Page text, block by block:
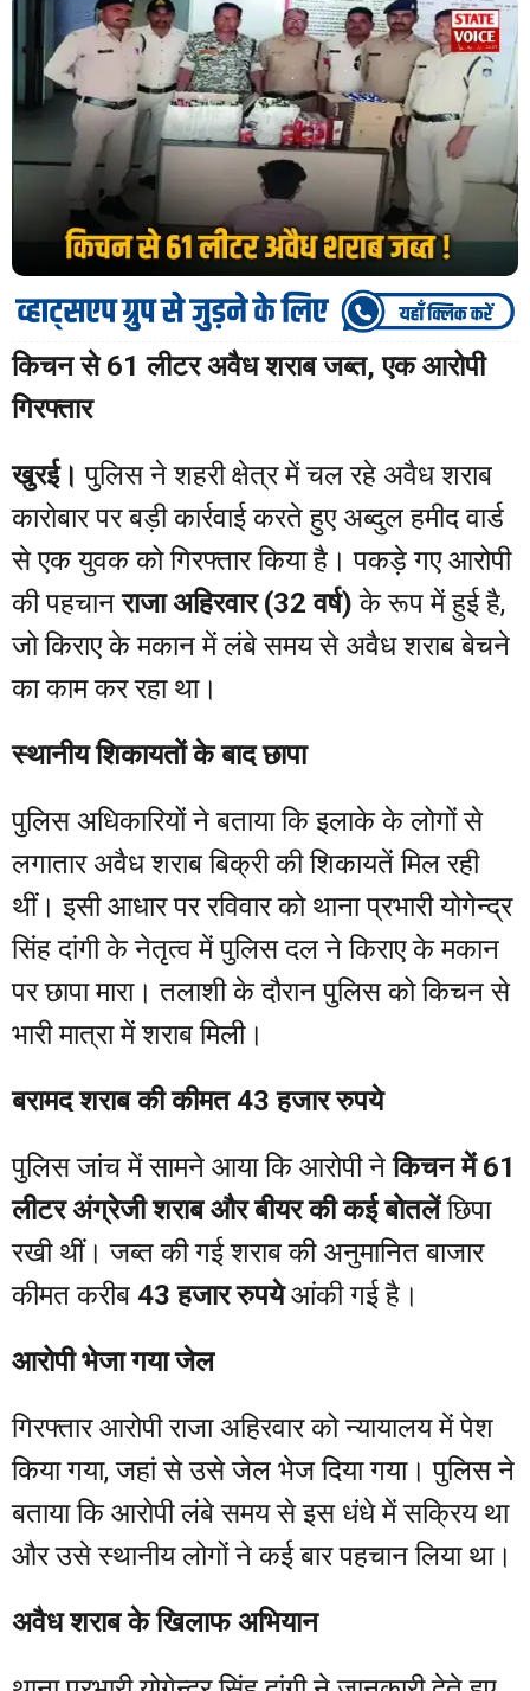
किचन से 61 लीटर अवैध शराब जब्त, एक आरोपी
गिरफ्तार
खुरई। पुलिस ने शहरी क्षेत्र में चल रहे अवैध शराब
कारोबार पर बड़ी कार्रवाई करते हुए अब्दुल हमीद वार्ड
से एक युवक को गिरफ्तार किया है। पकड़े गए आरोपी
की पहचानराजा अहिरवार (32 वर्ष) के रूप में हुई है,
जो किराए के मकान में लंबे समय से अवैध शराब बेचने
का काम कर रहा था।
स्थानीय शिकायतों के बाद छापा
पुलिस अधिकारियों ने बताया कि इलाके के लोगों से
लगातार अवैध शराब बिक्री की शिकायतें मिल रही
थीं। इसी आधार पर रविवार को थाना प्रभारी योगेन्द्र
सिंह दांगी के नेतृत्व में पुलिस दल ने किराए के मकान
पर छापा मारा। तलाशी के दौरान पुलिस को किचन से
भारी मात्रा में शराब मिली।
बरामद शराब की कीमत 43 हजार रुपये
पुलिस जांच में सामने आया कि आरोपी नेकिचन में 61
लीटर अंग्रेजी शराब और बीयर की कई बोतलेंछिपा
रखी थीं। जब्त की गई शराब की अनुमानित बाजार
कीमत करीब 43 हजार रुपयेआंकी गई है।
आरोपी भेजा गया जेल
गिरफ्तार आरोपी राजा अहिरवार को न्यायालय में पेश
किया गया, जहां से उसे जेल भेज दिया गया। पुलिस ने
बताया कि आरोपी लंबे समय से इस धंधे में सक्रिय था
और उसे स्थानीय लोगों ने कई बार पहचान लिया था।
अवैध शराब के खिलाफ अभियान